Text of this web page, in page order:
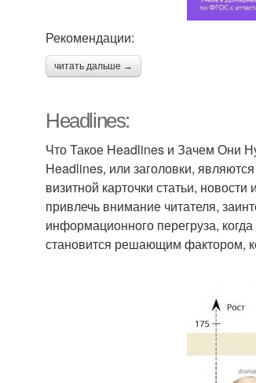
Рекомендации:
читать дальше →
Headlines:
Что Такое Headlines и Зачем Они
Headlines, или заголовки,
визитной карточки статьи,
привлечь внимание читателя,
информационного перегруза,
становится решающим фактором,